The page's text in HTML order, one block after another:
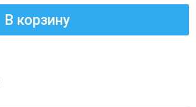
В корзину